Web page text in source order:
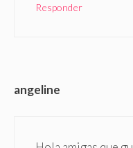
Responder
angeline